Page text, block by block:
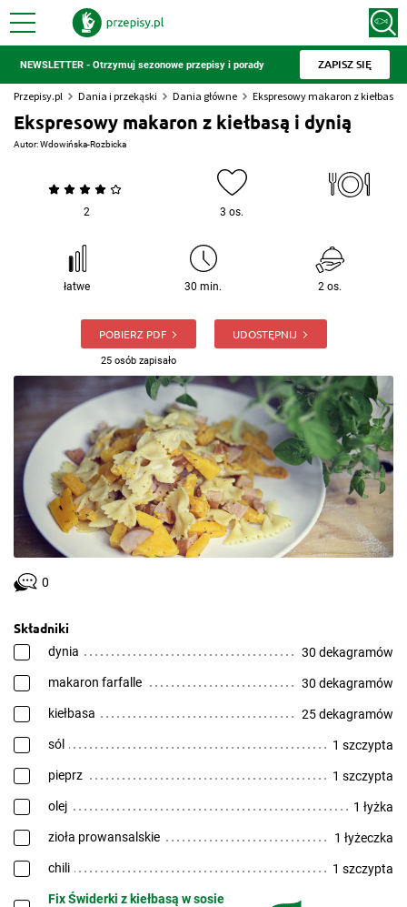
NEWSLETTER - Otrzymuj sezonowe przepisy i porady ZAPISZ SIĘ
Przepisy.pl Dania i przekąski Dania główne Ekspresowy makaron z kiełbasą
Ekspresowy makaron z kiełbasą i dynią
Autor:Wdowińska-Rozbicka
2 3 os.
łatwe 30 min. 2 os.
POBIERZ PDF
25 osób zapisało
UDOSTĘPNIJ
0
Składniki
dynia 30 dekagramów
makaron farfalle 30 dekagramów
kiełbasa 25 dekagramów
sól 1 szczypta
pieprz 1 szczypta
olej 1 łyżka
zioła prowansalskie 1 łyżeczka
chili 1 szczypta
Fix Świderki z kiełbasą w sosie